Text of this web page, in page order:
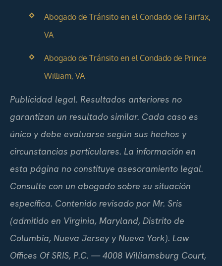
Abogado de Tránsito en el Condado de Fairfax,
VA
Abogado de Tránsito en el Condado de Prince
William, VA
Publicidad legal. Resultados anteriores no
garantizan un resultado similar. Cada caso es
único y debe evaluarse según sus hechos y
circunstancias particulares. La información en
esta página no constituye asesoramiento legal.
Consulte con un abogado sobre su situación
específica. Contenido revisado por Mr. Sris
(admitido en Virginia, Maryland, Distrito de
Columbia, Nueva Jersey y Nueva York). Law
Offices Of SRIS, P.C. — 4008 Williamsburg Court,